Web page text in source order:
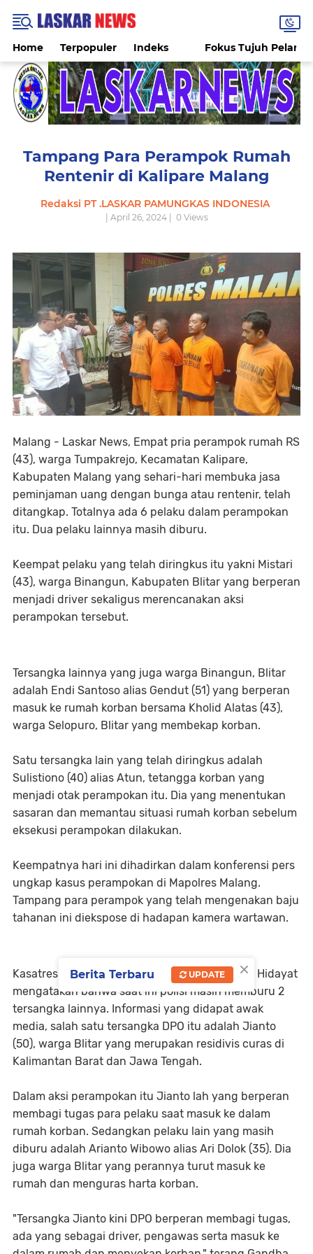
Home Terpopuler Indeks Fokus Tujuh
Tampang Para Perampok Rumah
Rentenir di Kalipare Malang
Redaksi PT .LASKAR PAMUNGKAS INDONESIA
| April 26, 2024 | 0Views
Malang - Laskar News, Empat pria perampok rumah RS
(43), warga Tumpakrejo, Kecamatan Kalipare,
Kabupaten Malang yang sehari-hari membuka jasa
peminjaman uang dengan bunga atau rentenir, telah
ditangkap. Totalnya ada 6 pelaku dalam perampokan
itu. Dua pelaku lainnya masih diburu.
Keempat pelaku yang telah diringkus itu yakni Mistari
(43), warga Binangun, Kabupaten Blitar yang berperan
menjadi driver sekaligus merencanakan aksi
perampokan tersebut.
Tersangka lainnya yang juga warga Binangun, Blitar
adalah Endi Santoso alias Gendut (51) yang berperan
masuk ke rumah korban bersama Kholid Alatas (43),
warga Selopuro, Blitar yang membekap korban.
Satu tersangka lain yang telah diringkus adalah
Sulistiono (40) alias Atun, tetangga korban yang
menjadi otak perampokan itu. Dia yang menentukan
sasaran dan memantau situasi rumah korban sebelum
eksekusi perampokan dilakukan.
Keempatnya hari ini dihadirkan dalam konferensi pers
ungkap kasus perampokan di Mapolres Malang.
Tampang para perampok yang telah mengenakan baju
tahanan ini diekspose di hadapan kamera wartawan.
Kasatreskrim Polres Malang AKP Gandha Syah Hidayat
mengatakan bahwa saat ini polisi masih memburu 2
tersangka lainnya. Informasi yang didapat awak
media, salah satu tersangka DPO itu adalah Jianto
(50), warga Blitar yang merupakan residivis curas di
Kalimantan Barat dan Jawa Tengah.
Dalam aksi perampokan itu Jianto lah yang berperan
membagi tugas para pelaku saat masuk ke dalam
rumah korban. Sedangkan pelaku lain yang masih
diburu adalah Arianto Wibowo alias Ari Dolok (35). Dia
juga warga Blitar yang perannya turut masuk ke
rumah dan menguras harta korban.
"Tersangka Jianto kini DPO berperan membagi tugas,
ada yang sebagai driver, pengawas serta masuk ke
×
Berita Terbaru UPDATE